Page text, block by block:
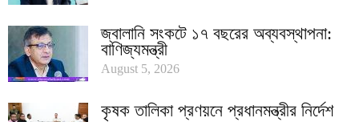
জ্বালানি সংকটে ১৭ বছরের অব্যবস্থাপনা:
বাণিজ্যমন্ত্রী
August 5, 2026
কৃষক তালিকা প্রণয়নে প্রধানমন্ত্রীর নির্দেশ